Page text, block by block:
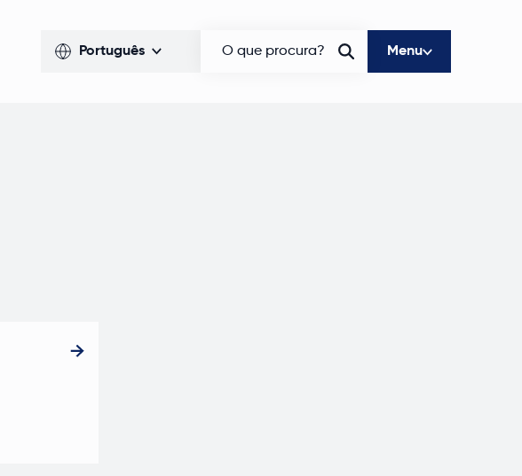
Português O que procura? Menu